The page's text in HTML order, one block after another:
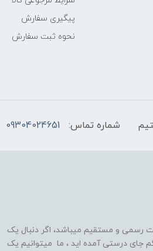
پیگیری سفارش
نحوه ثبت سفارش
شماره تماس: 09304024651
رسمی و مستقیم میباشد، اگر دنبال یک
هستید تبریک میگم جای درستی آمده اید ، ما میتوانیم یک